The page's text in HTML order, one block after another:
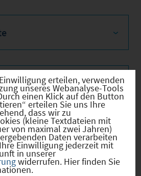
erteilen, verwenden
unseres Webanalyse-Tools
einen Klick auf den Button
erteilen Sie uns Ihre
dass wir zu
(kleine Textdateien mit
von maximal zwei Jahren)
Daten verarbeiten
Einwilligung jederzeit mit
in unserer
widerrufen. Hier finden Sie